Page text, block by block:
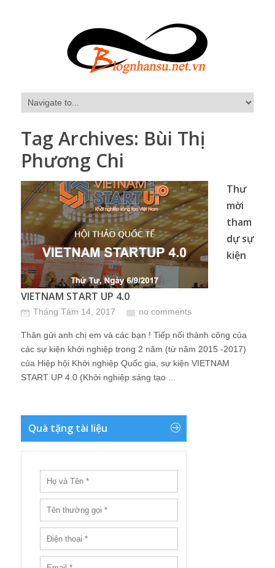
Tag Archives: Bùi Thị
Phương Chi
Thư
mời
tham
dự sự
kiện
VIETNAM START UP 4.0
Tháng Tám 14, 2017 no comments
Thân gửi anh chị em và các bạn ! Tiếp nối thành công của
các sự kiện khởi nghiệp trong 2 năm (từ năm 2015 -2017)
của Hiệp hội Khởi nghiệp Quốc gia, sự kiện VIETNAM
START UP 4.0 (Khởi nghiệp sáng tạo ...
Quà tặng tài liệu